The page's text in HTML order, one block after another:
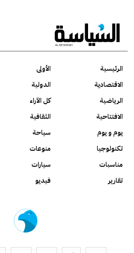
الرئيسية الأولى
الاقتصادية
الدولية
الرياضية
كل الآراء
الافتتاحية
الثقافية
يوم و يوم
سياحة
تكنولوجيا
منوعات
مناسبات
سيارات
تقارير
فيديو